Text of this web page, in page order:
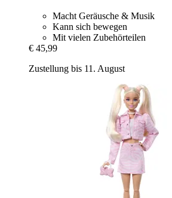
Macht Geräusche & Musik
Kann sich bewegen
Mit vielen Zubehörteilen
€ 45,99
Zustellung bis 11. August